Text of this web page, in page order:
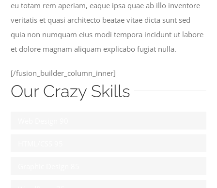
eu totam rem aperiam, eaque ipsa quae ab illo inventore
veritatis et quasi architecto beatae vitae dicta sunt sed
quia non numquam eius modi tempora incidunt ut labore
et dolore magnam aliquam explicabo fugiat nulla.
[/fusion_builder_column_inner]
Our Crazy Skills